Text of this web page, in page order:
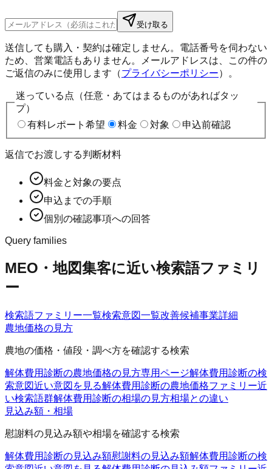
受け取る
送信しても購入・契約は確定しません。電話番号を伺わない
ため、営業電話もありません。メールアドレスは、この件の
ご返信のみに使用します（プライバシーポリシー）。
迷っている点（任意・あてはまるものがあればタッ
プ）
有料レポート希望
料金 対象 申込前確認
返信でお渡しする判断材料
料金と対象の要点
申込までの手順
個別の確認事項への回答
Query families
MEO・地図集客に近い検索語ファミリ
ー
検索語ファミリー一覧検索意図一覧改善候補事業詳細
農地価格の見方
農地の価格・値段・調べ方を確認する検索
解体費用診断の農地価格の見方専用ページ解体費用診断の検
索意図近い意図を見る解体費用診断の農地価格ファミリー近
い検索語群解体費用診断の相場の見方相場との違い
見込み額・相場
慰謝料の見込み額や相場を確認する検索
解体費用診断の見込み額慰謝料の見込み額解体費用診断の検